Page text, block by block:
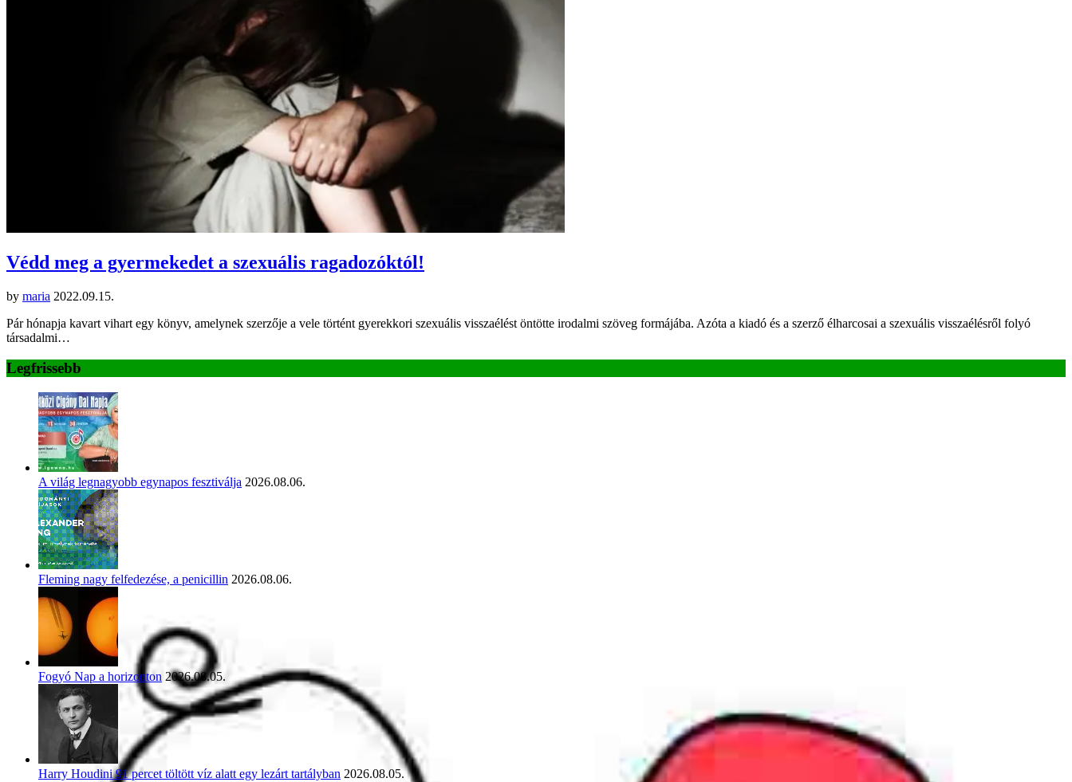
Védd meg a gyermekedet a szexuális ragadozóktól!
by maria 2022.09.15.
Pár hónapja kavart vihart egy könyv, amelynek szerzője a vele történt gyerekkori szexuális visszaélést öntötte irodalmi szöveg formájába. Azóta a kiadó és a szerző élharcosai a szexuális visszaélésről folyó
társadalmi…
Legfrissebb
A világ legnagyobb egynapos fesztiválja 2026.08.06.
Fleming nagy felfedezése, a penicillin 2026.08.06.
Fogyó Nap a horizonton 2026.08.05.
Harry Houdini 91 percet töltött víz alatt egy lezárt tartályban 2026.08.05.